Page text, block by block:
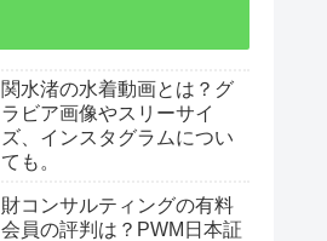
関水渚の水着動画とは？グ
ラビア画像やスリーサイ
ズ、インスタグラムについ
ても。
財コンサルティングの有料
会員の評判は？PWM日本証